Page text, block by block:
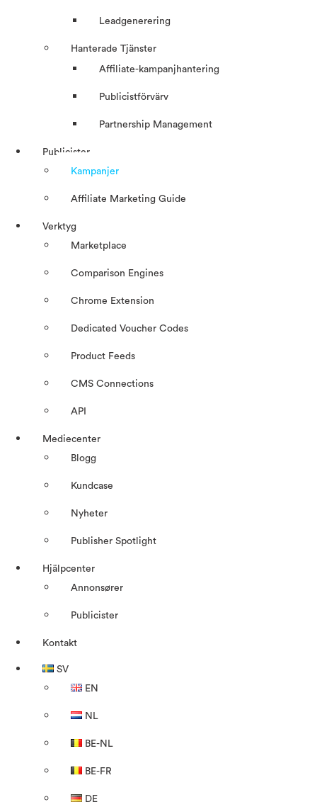
Leadgenerering
Hanterade Tjänster
Affiliate-kampanjhantering
Publicistförvärv
Partnership Management
Publicister
Kampanjer
Affiliate Marketing Guide
Verktyg
Marketplace
Comparison Engines
Chrome Extension
Dedicated Voucher Codes
Product Feeds
CMS Connections
API
Mediecenter
Blogg
Kundcase
Nyheter
Publisher Spotlight
Hjälpcenter
Annonsører
Publicister
Kontakt
SV
EN
NL
BE-NL
BE-FR
DE